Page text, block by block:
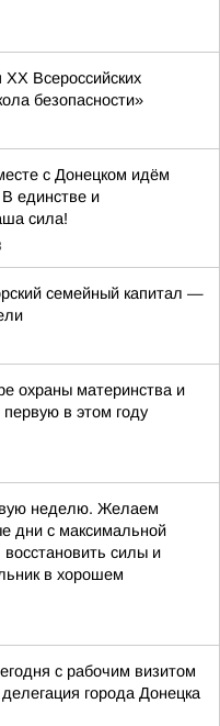
XX Всероссийских
безопасности»
с Донецком идём
единстве и
сила!
семейный капитал —
охраны материнства и
в этом году
неделю. Желаем
дни с максимальной
силы и
в хорошем
с рабочим визитом
города Донецка